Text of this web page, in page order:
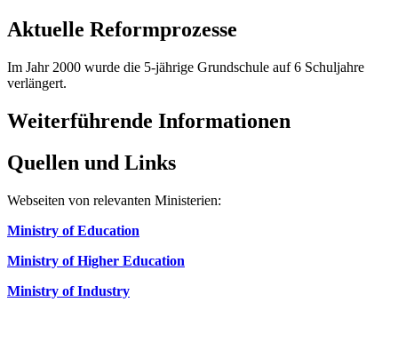
Aktuelle Reformprozesse
Im Jahr 2000 wurde die 5-jährige Grundschule auf 6 Schuljahre
verlängert.
Weiterführende Informationen
Quellen und Links
Webseiten von relevanten Ministerien:
Ministry of Education
Ministry of Higher Education
Ministry of Industry